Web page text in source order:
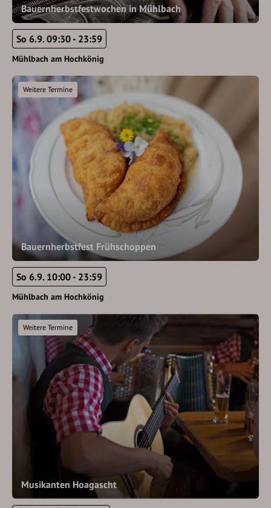
Bauernherbstfestwochen in Mühlbach
So 6.9. 09:30 - 23:59
Mühlbach am Hochkönig
Bauernherbstfest Frühschoppen
Weitere Termine
So 6.9. 10:00 - 23:59
Mühlbach am Hochkönig
Musikanten Hoagascht
Weitere Termine